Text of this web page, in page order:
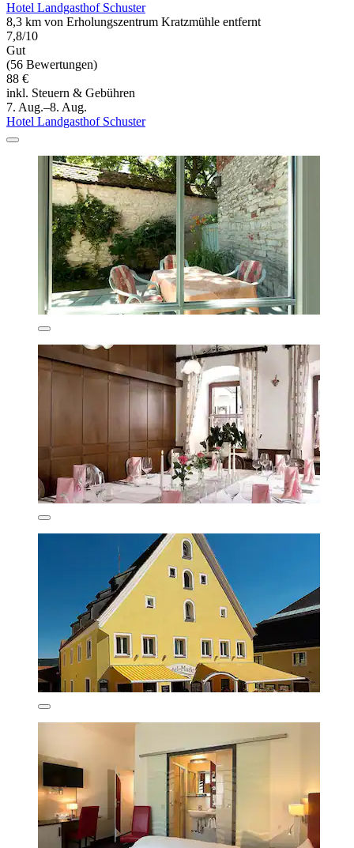
Hotel Landgasthof Schuster
8,3 km von Erholungszentrum Kratzmühle entfernt
7,8/10
Gut
(56 Bewertungen)
88 €
inkl. Steuern & Gebühren
7. Aug.–8. Aug.
Hotel Landgasthof Schuster